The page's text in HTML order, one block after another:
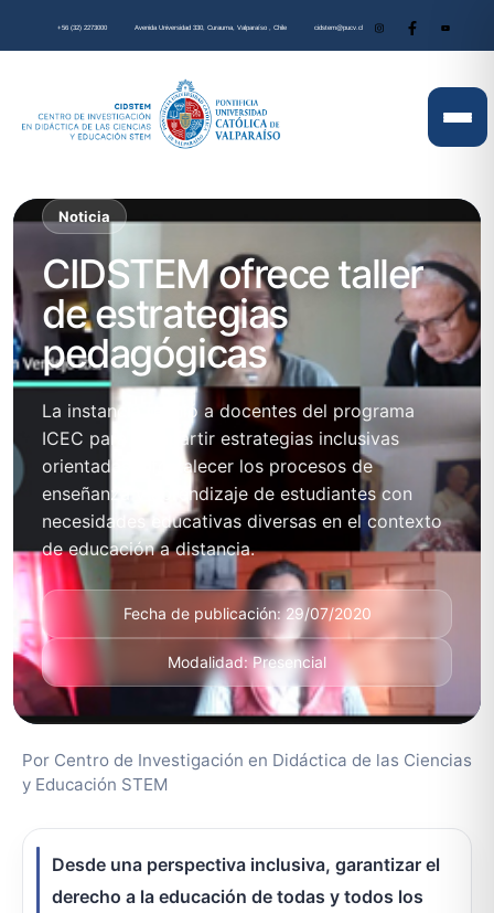
+56 (32) 2273000 Avenida Universidad 330, Curauma, Valparaíso , Chile cidstem@pucv.cl
Noticia
CIDSTEM ofrece taller
de estrategias
pedagógicas
La instancia reunió a docentes del programa
ICEC para compartir estrategias inclusivas
orientadas a fortalecer los procesos de
enseñanza y aprendizaje de estudiantes con
necesidades educativas diversas en el contexto
de educación a distancia.
Fecha de publicación: 29/07/2020
Modalidad: Presencial
Por Centro de Investigación en Didáctica de las Ciencias
y Educación STEM
Desde una perspectiva inclusiva, garantizar el
derecho a la educación de todas y todos los